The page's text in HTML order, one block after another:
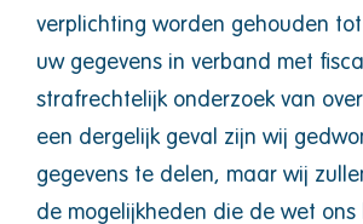
verplichting worden gehouden
uw gegevens in verband met
strafrechtelijk onderzoek van
een dergelijk geval zijn wij
gegevens te delen, maar wij
de mogelijkheden die de wet ons